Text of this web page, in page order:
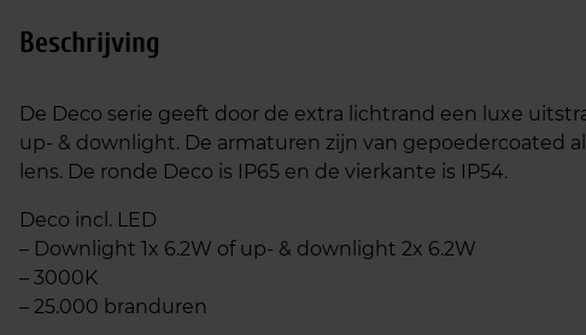
Beschrijving
De Deco serie geeft door de extra lichtrand een luxe
up- & downlight. De armaturen zijn van gepoedercoated
lens. De ronde Deco is IP65 en de vierkante is IP54.
Deco incl. LED
– Downlight 1x 6.2W of up- & downlight 2x 6.2W
– 3000K
– 25.000 branduren